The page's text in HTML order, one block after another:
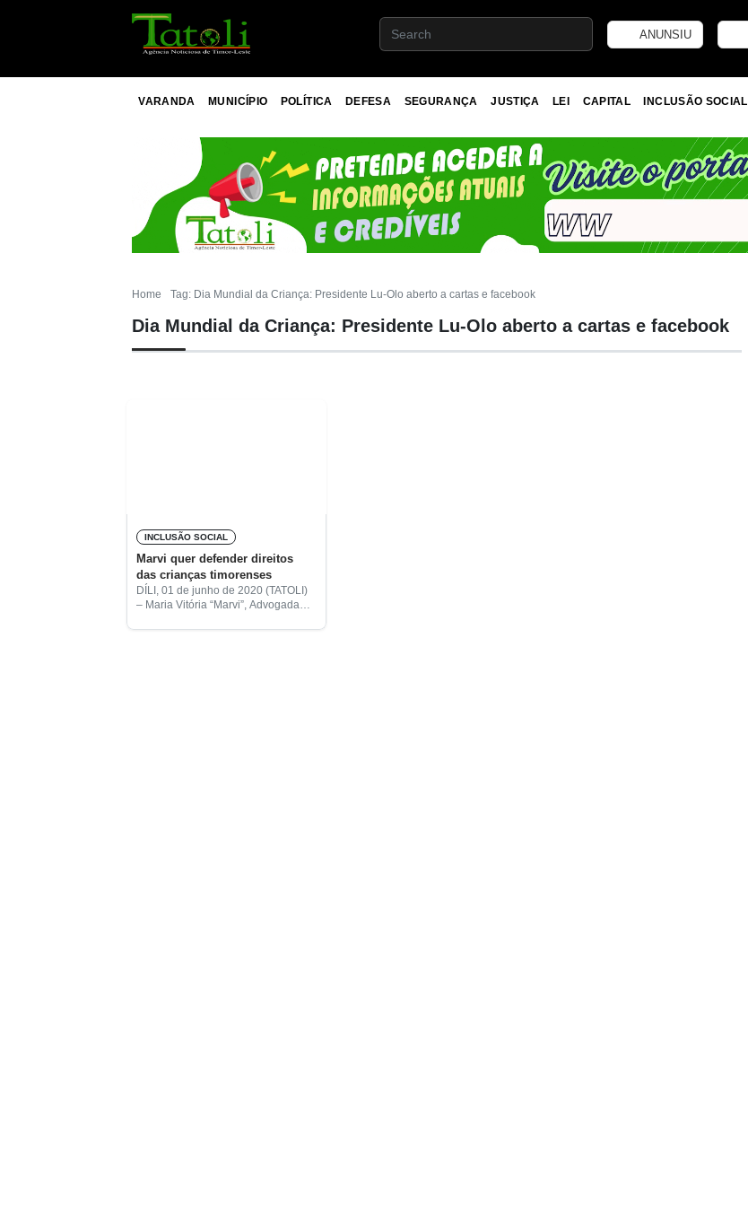
ANUNSIU
VARANDA MUNICÍPIO POLÍTICA DEFESA SEGURANÇA JUSTIÇA LEI CAPITAL INCLUSÃO SOCIAL
Home Tag: Dia Mundial da Criança: Presidente Lu-Olo aberto a cartas e facebook
Dia Mundial da Criança: Presidente Lu-Olo aberto a cartas e facebook
INCLUSÃO SOCIAL
Marvi quer defender direitos
das crianças timorenses
DÍLI, 01 de junho de 2020 (TATOLI)
– Maria Vitória “Marvi”, Advogada